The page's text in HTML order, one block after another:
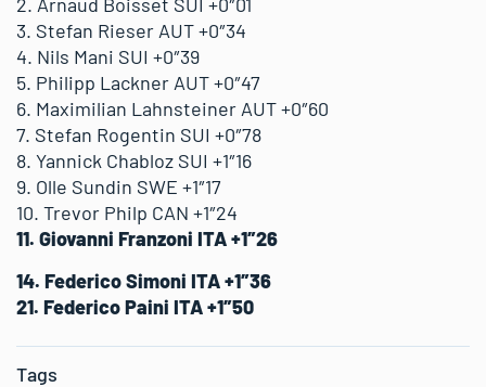
3. Stefan Rieser AUT +0″34
4. Nils Mani SUI +0″39
5. Philipp Lackner AUT +0″47
6. Maximilian Lahnsteiner AUT +0″60
7. Stefan Rogentin SUI +0″78
8. Yannick Chabloz SUI +1″16
9. Olle Sundin SWE +1″17
10. Trevor Philp CAN +1″24
11. Giovanni Franzoni ITA +1″26
14. Federico Simoni ITA +1″36
21. Federico Paini ITA +1″50
Tags